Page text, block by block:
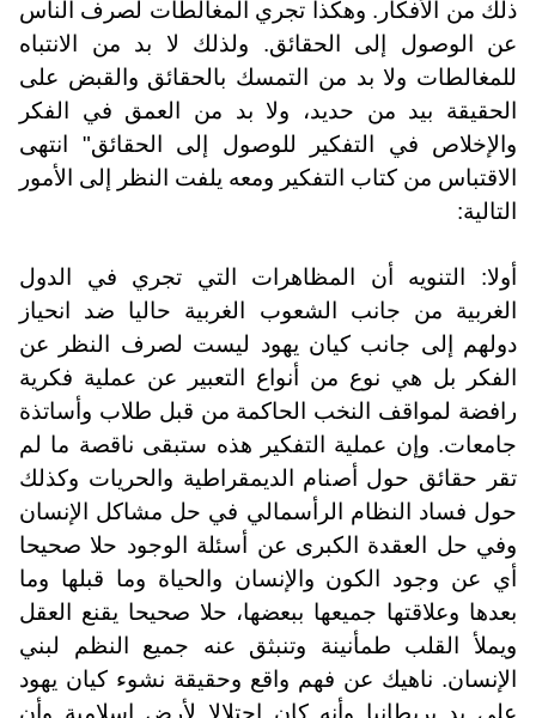
ذلك من الأفكار. وهكذا تجري المغالطات لصرف الناس
عن الوصول إلى الحقائق. ولذلك لا بد من الانتباه
للمغالطات ولا بد من التمسك بالحقائق والقبض على
الحقيقة بيد من حديد، ولا بد من العمق في الفكر
والإخلاص في التفكير للوصول إلى الحقائق" انتهى
الاقتباس من كتاب التفكير ومعه يلفت النظر إلى الأمور
التالية:
أولا: التنويه أن المظاهرات التي تجري في الدول
الغربية من جانب الشعوب الغربية حاليا ضد انحياز
دولهم إلى جانب كيان يهود ليست لصرف النظر عن
الفكر بل هي نوع من أنواع التعبير عن عملية فكرية
رافضة لمواقف النخب الحاكمة من قبل طلاب وأساتذة
جامعات. وإن عملية التفكير هذه ستبقى ناقصة ما لم
تقر حقائق حول أصنام الديمقراطية والحريات وكذلك
حول فساد النظام الرأسمالي في حل مشاكل الإنسان
وفي حل العقدة الكبرى عن أسئلة الوجود حلا صحيحا
أي عن وجود الكون والإنسان والحياة وما قبلها وما
بعدها وعلاقتها جميعها ببعضها، حلا صحيحا يقنع العقل
ويملأ القلب طمأنينة وتنبثق عنه جميع النظم لبني
الإنسان. ناهيك عن فهم واقع وحقيقة نشوء كيان يهود